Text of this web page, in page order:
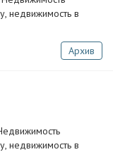
недвижимость в
Архив
недвижимость в